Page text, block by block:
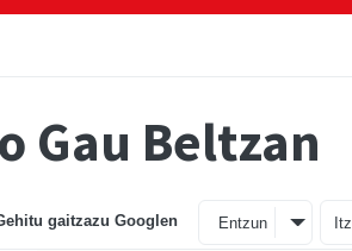
Gau Beltzan
gaitzazu Googlen Entzun